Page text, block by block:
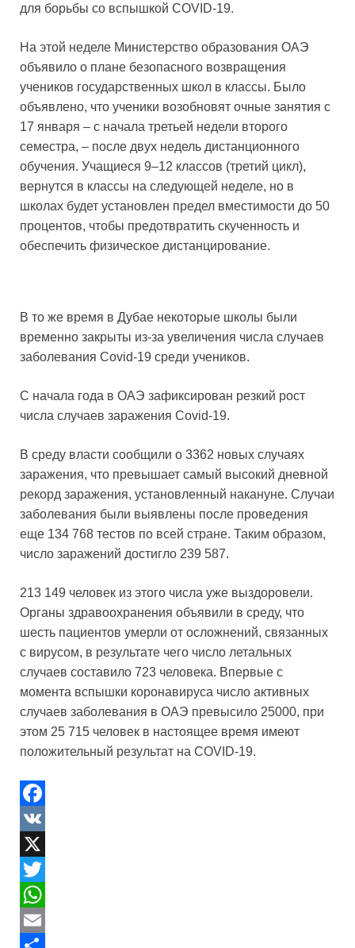
для борьбы со вспышкой COVID-19.
На этой неделе Министерство образования ОАЭ
объявило о плане безопасного возвращения
учеников государственных школ в классы. Было
объявлено, что ученики возобновят очные занятия с
17 января – с начала третьей недели второго
семестра, – после двух недель дистанционного
обучения. Учащиеся 9–12 классов (третий цикл),
вернутся в классы на следующей неделе, но в
школах будет установлен предел вместимости до 50
процентов, чтобы предотвратить скученность и
обеспечить физическое дистанцирование.
В то же время в Дубае некоторые школы были
временно закрыты из-за увеличения числа случаев
заболевания Covid-19 среди учеников.
С начала года в ОАЭ зафиксирован резкий рост
числа случаев заражения Covid-19.
В среду власти сообщили о 3362 новых случаях
заражения, что превышает самый высокий дневной
рекорд заражения, установленный накануне. Случаи
заболевания были выявлены после проведения
еще 134 768 тестов по всей стране. Таким образом,
число заражений достигло 239 587.
213 149 человек из этого числа уже выздоровели.
Органы здравоохранения объявили в среду, что
шесть пациентов умерли от осложнений, связанных
с вирусом, в результате чего число летальных
случаев составило 723 человека. Впервые с
момента вспышки коронавируса число активных
случаев заболевания в ОАЭ превысило 25000, при
этом 25 715 человек в настоящее время имеют
положительный результат на COVID-19.
F
a
c
e
b
o
V
K
X
T
w
W
hE